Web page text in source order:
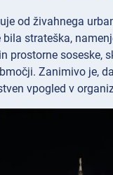
od živahnega
strateška,
prostorne soseske,
Zanimivo je,
vpogled v